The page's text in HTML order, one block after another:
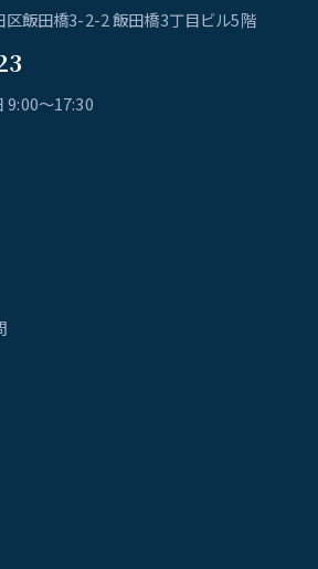
飯田橋3-2-2 飯田橋3丁目ビル5階
9:00〜17:30